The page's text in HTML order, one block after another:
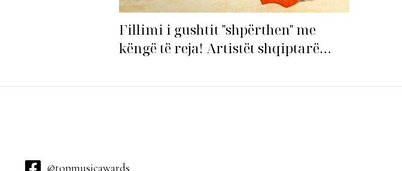
Fillimi i gushtit "shpërthen" me
këngë të reja! Artistët shqiptarë
@topmusicawards